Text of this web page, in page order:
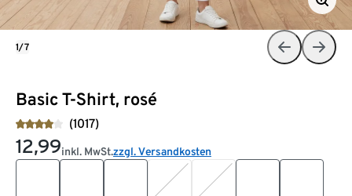
Basic T-Shirt, rosé
(1017)
12,99inkl. MwSt.zzgl. Versandkosten
1/7